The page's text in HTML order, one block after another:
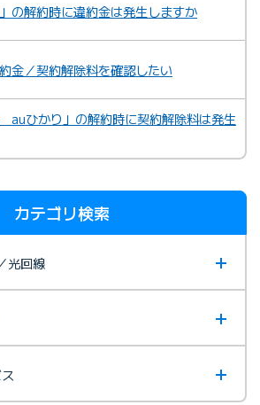
の解約時に違約金は発生しますか
／契約解除料を確認したい
auひかり」の解約時に契約解除料は発生
カテゴリ検索
光回線